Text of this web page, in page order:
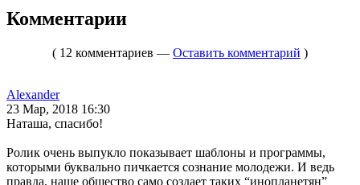
Комментарии
( 12 комментариев — Оставить комментарий )
Alexander
23 Мар, 2018 16:30
Наташа, спасибо!
Ролик очень выпукло показывает шаблоны и программы,
которыми буквально пичкается сознание молодежи. И ведь
правда, наше общество само создает таких “инопланетян”